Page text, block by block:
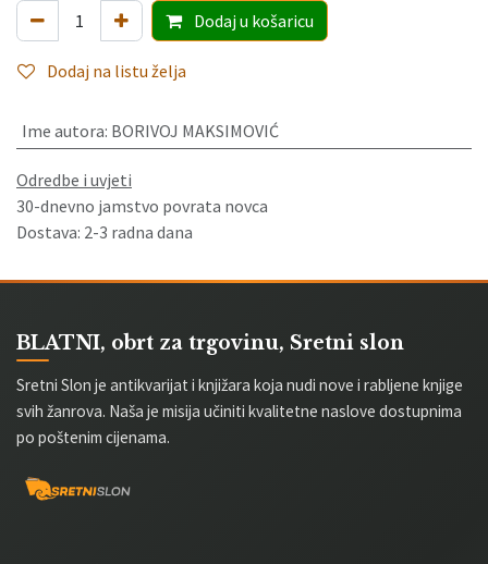
Dodaju košaricu
Dodaj na listu želja
Ime autora: BORIVOJ MAKSIMOVIĆ
Odredbe i uvjeti
30-dnevno jamstvo povrata novca
Dostava: 2-3 radna dana
BLATNI, obrt za trgovinu, Sretni slon
Sretni Slon je antikvarijat i knjižara koja nudi nove i rabljene knjige
svih žanrova. Naša je misija učiniti kvalitetne naslove dostupnima
po poštenim cijenama.